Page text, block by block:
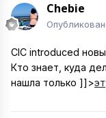
Chebie
CIC introduced
Кто знает, куда
нашла только ]]>